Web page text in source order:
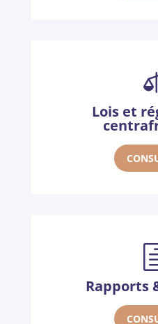
Lois et
Rapports